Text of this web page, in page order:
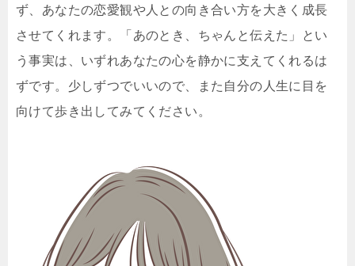
ず、あなたの恋愛観や人との向き合い方を大きく成長
させてくれます。「あのとき、ちゃんと伝えた」とい
う事実は、いずれあなたの心を静かに支えてくれるは
ずです。少しずつでいいので、また自分の人生に目を
向けて歩き出してみてください。